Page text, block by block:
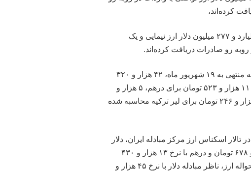
این چنین تا تاریخ ۱۹ شهریور ماه، دیگر صنایع ۶ میلیارد و ۲۷۷ میلیون دلار ارز نیمایی و یک
بر پایه این گزارش، میانگین موزون نرخ ارز یک‌ماهه منتهی به ۱۹ شهریور ماه، ۴۲ هزار و ۳۲۰
تومان برای دلار، ۴۶ هزار و ۹۱۳ تومان برای یورو، ۱۱ هزار و ۵۲۳ تومان برای درهم، ۵ هزار و
۹۷۱ تومان برای یوآن، ۴۶۸ تومان برای روبل، یک‌هزار و ۲۴۶ تومان برای لیر ترکیه محاسبه شده
گفتنی است؛ امروز دوشنبه ۱۹ شهریور ماه ۱۴۰۳ در تالار اسکناس ارز مرکز مبادله ایران، دلار
با نرخ ۴۹ هزار و ۳۲۵ تومان، یورو با نرخ ۵۴ هزار و ۶۷۸ تومان و درهم با نرخ ۱۳ هزار و ۴۳۰
تومان مورد مبادله قرار گرفت، هم‌این چنین تالار حواله ارز، ناظر مبادله دلار با نرخ ۴۵ هزار و